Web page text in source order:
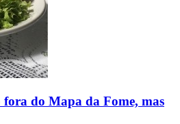
do Mapa da Fome, mas